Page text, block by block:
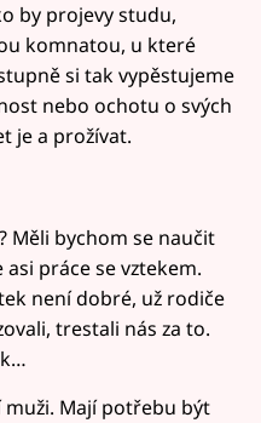
by projevy studu,
komnatou, u které
si tak vypěstujeme
nebo ochotu o svých
je a prožívat.
Měli bychom se naučit
práce se vztekem.
není dobré, už rodiče
trestali nás za to.
muži. Mají potřebu být